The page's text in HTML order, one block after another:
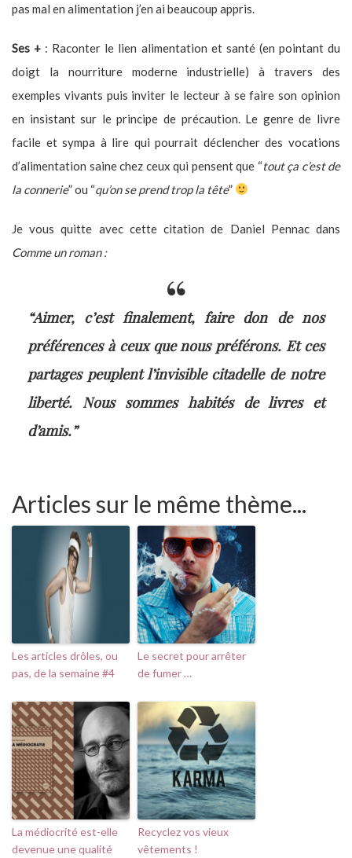
pas mal en alimentation j’en ai beaucoup appris.
Ses + : Raconter le lien alimentation et santé (en pointant du
doigt la nourriture moderne industrielle) à travers des
exemples vivants puis inviter le lecteur à se faire son opinion
en insistant sur le principe de précaution. Le genre de livre
facile et sympa à lire qui pourrait déclencher des vocations
d’alimentation saine chez ceux qui pensent que “tout ça c’est de
la connerie” ou “qu’on se prend trop la tête”
Je vous quitte avec cette citation de Daniel Pennac dans
Comme un roman :
“Aimer, c’est finalement, faire don de nos
préférences à ceux que nous préférons. Et ces
partages peuplent l’invisible citadelle de notre
liberté. Nous sommes habités de livres et
d’amis.”
Articles sur le même thème...
Les articles drôles, ou
pas, de la semaine #4
Le secret pour arrêter
de fumer …
La médiocrité est-elle
devenue une qualité
Recyclez vos vieux
vêtements !